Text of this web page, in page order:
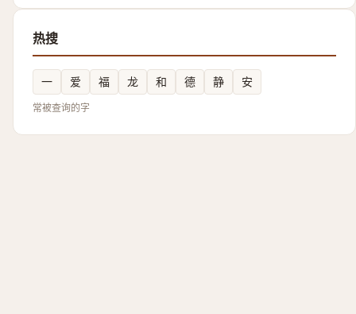
热搜
一 爱 福 龙 和 德 静 安
常被查询的字